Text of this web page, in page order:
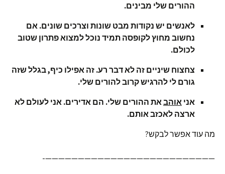
ההורים שלי מבינים.
לאנשים יש נקודות מבט שונות וצרכים שונים. אם
נחשוב מחוץ לקופסה תמיד נוכל למצוא פתרון שטוב
לכולם.
צחצוח שיניים זה לא דבר רע. זה אפילו כיף, בגלל שזה
גורם לי להרגיש קרוב להורים שלי.
אני אוהבאת ההורים שלי. הם אדירים. אני לעולם לא
ארצה לאכזב אותם.
מה עוד אפשר לבקש?
——————————————————————————-